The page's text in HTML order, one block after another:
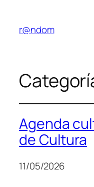
contenido
r@ndom
Agenda
de Cultura
11/05/2026